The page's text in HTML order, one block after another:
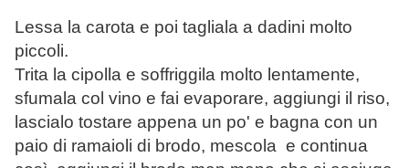
Lessa la carota e poi tagliala a dadini molto
piccoli.
Trita la cipolla e soffriggila molto lentamente,
sfumala col vino e fai evaporare, aggiungi il riso,
lascialo tostare appena un po' e bagna con un
paio di ramaioli di brodo, mescola e continua